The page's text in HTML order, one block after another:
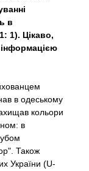
в
1). Цікаво,
в одеському
кольори
в
Також
України (U-